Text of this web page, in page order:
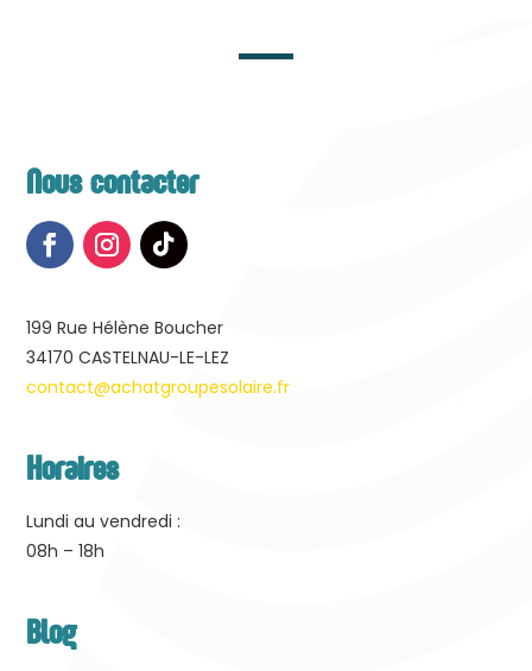
Nous contacter
199 Rue Hélène Boucher
34170CASTELNAU-LE-LEZ
contact@achatgroupesolaire.fr
Horaires
Lundi au vendredi :
08h – 18h
Blog